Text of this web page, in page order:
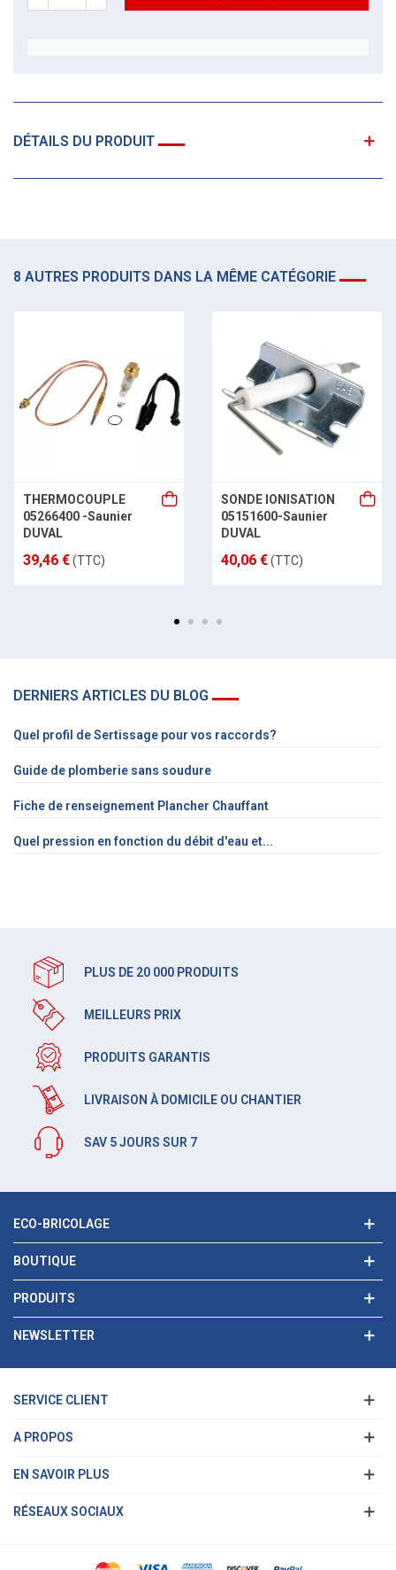
DÉTAILS DU PRODUIT
8 AUTRES PRODUITS DANS LA MÊME CATÉGORIE
THERMOCOUPLE
05266400 -Saunier
DUVAL
39,46 €(TTC)
SONDE IONISATION
05151600-Saunier
DUVAL
40,06 €(TTC)
DERNIERS ARTICLES DU BLOG
Quel profil de Sertissage pour vos raccords?
Guide de plomberie sans soudure
Fiche de renseignement Plancher Chauffant
Quel pression en fonction du débit d'eau et...
PLUS DE 20 000 PRODUITS
MEILLEURS PRIX
PRODUITS GARANTIS
LIVRAISON À DOMICILE OU CHANTIER
SAV 5 JOURS SUR 7
ECO-BRICOLAGE
BOUTIQUE
PRODUITS
NEWSLETTER
SERVICE CLIENT
A PROPOS
EN SAVOIR PLUS
RÉSEAUX SOCIAUX